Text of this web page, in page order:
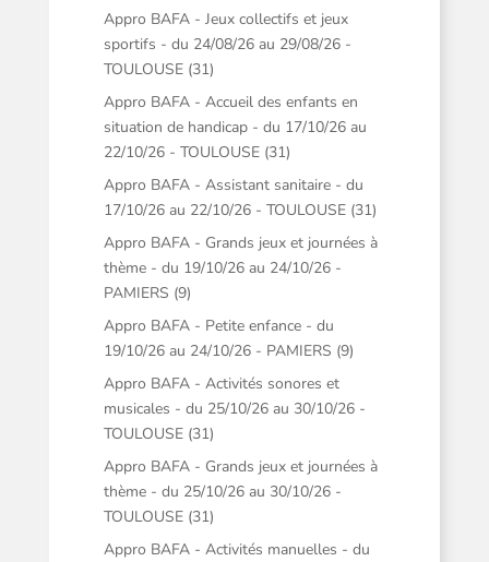
Appro BAFA - Jeux collectifs et jeux
sportifs - du 24/08/26 au 29/08/26 -
TOULOUSE (31)
Appro BAFA - Accueil des enfants en
situation de handicap - du 17/10/26 au
22/10/26 - TOULOUSE (31)
Appro BAFA - Assistant sanitaire - du
17/10/26 au 22/10/26 - TOULOUSE (31)
Appro BAFA - Grands jeux et journées à
thème - du 19/10/26 au 24/10/26 -
PAMIERS (9)
Appro BAFA - Petite enfance - du
19/10/26 au 24/10/26 - PAMIERS (9)
Appro BAFA - Activités sonores et
musicales - du 25/10/26 au 30/10/26 -
TOULOUSE (31)
Appro BAFA - Grands jeux et journées à
thème - du 25/10/26 au 30/10/26 -
TOULOUSE (31)
Appro BAFA - Activités manuelles - du